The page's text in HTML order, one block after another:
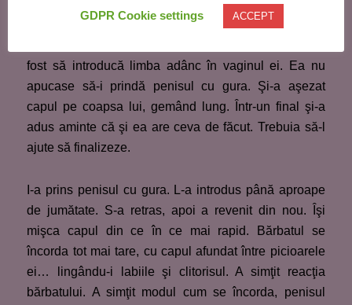
peste trupul lui. Bazinul uşor ridicat, vaginul peste
gura lui. De cum s-a poziţionat, bărbatul şi-a luat
fost să introducă limba adânc în vaginul ei. Ea nu
apucase să-i prindă penisul cu gura. Şi-a aşezat
capul pe coapsa lui, gemând lung. Într-un final şi-a
adus aminte că şi ea are ceva de făcut. Trebuia să-l
ajute să finalizeze.
I-a prins penisul cu gura. L-a introdus până aproape
de jumătate. S-a retras, apoi a revenit din nou. Îşi
mişca capul din ce în ce mai rapid. Bărbatul se
încorda tot mai tare, cu capul afundat între picioarele
ei… lingându-i labiile şi clitorisul. A simţit reacţia
bărbatului. A simţit modul cum se încorda, penisul
GDPR Cookie settings ACCEPT